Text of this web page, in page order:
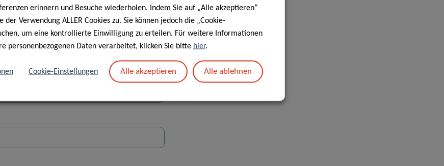
erinnern und Besuche wiederholen. Indem Sie auf „Alle akzeptieren“
der Verwendung ALLER Cookies zu. Sie können jedoch die „Cookie-
um eine kontrollierte Einwilligung zu erteilen. Für weitere Informationen
personenbezogenen Daten verarbeitet, klicken Sie bitte hier.
Cookie-Einstellungen Alle akzeptieren Alle ablehnen